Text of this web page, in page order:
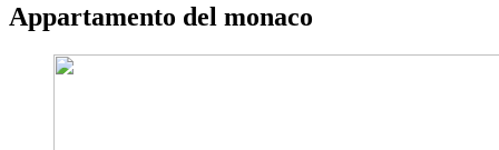
Appartamento del monaco